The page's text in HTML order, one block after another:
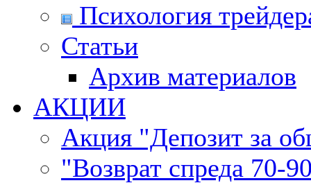
Психология
Статьи
Архив материалов
АКЦИИ
Акция "Депозит за
"Возврат спреда 70-